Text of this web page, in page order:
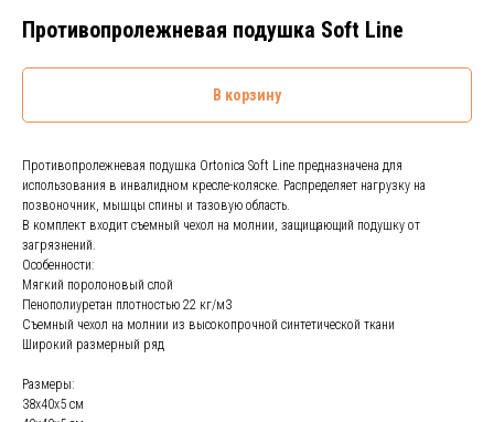
Противопролежневая подушка Soft Line
В корзину
Противопролежневая подушка Ortonica Soft Line предназначена для
использования в инвалидном кресле-коляске. Распределяет нагрузку на
позвоночник, мышцы спины и тазовую область.
В комплект входит съемный чехол на молнии, защищающий подушку от
загрязнений.
Особенности:
Мягкий поролоновый слой
Пенополиуретан плотностью 22 кг/м3
Съемный чехол на молнии из высокопрочной синтетической ткани
Широкий размерный ряд
Размеры:
38х40х5 см